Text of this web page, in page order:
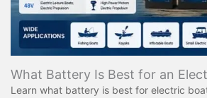
What Battery Is Best for an
Learn what battery is best for electric